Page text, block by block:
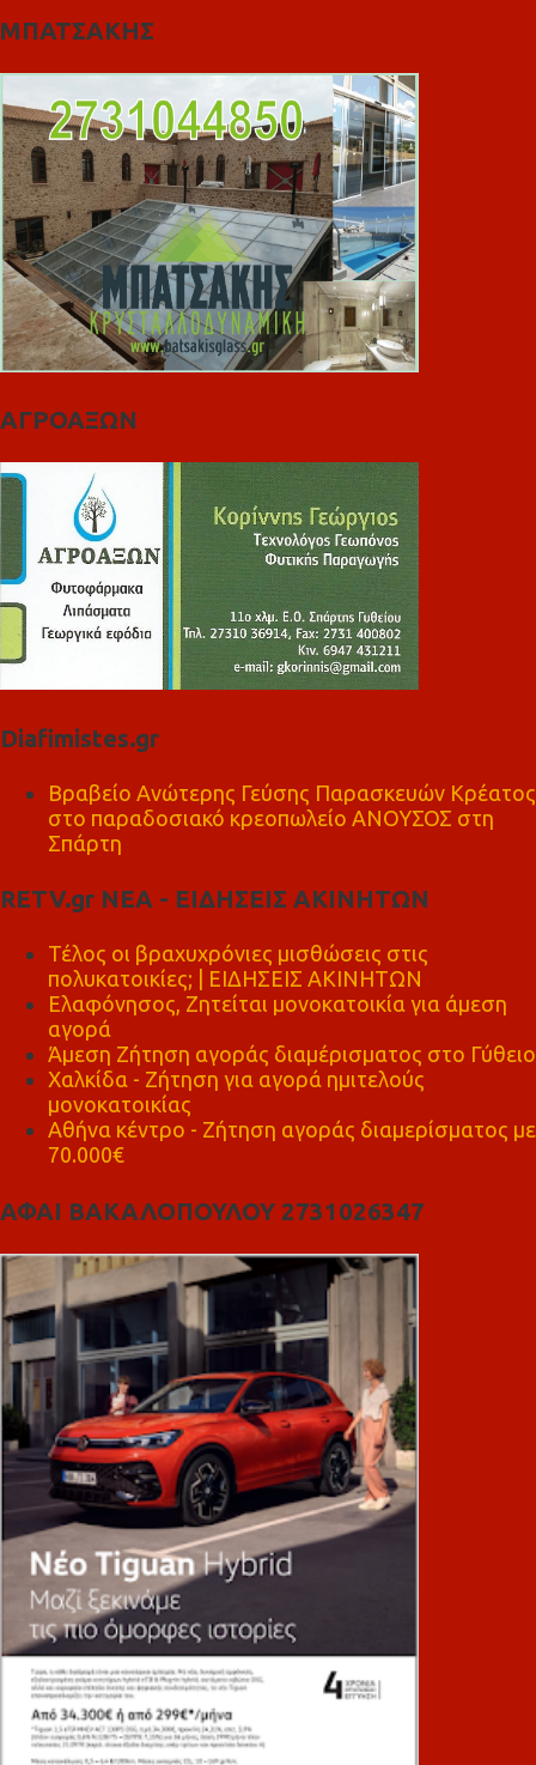
ΜΠΑΤΣΑΚΗΣ
ΑΓΡΟΑΞΩΝ
Diafimistes.gr
Βραβείο Ανώτερης Γεύσης Παρασκευών Κρέατος
στο παραδοσιακό κρεοπωλείο ΑΝΟΥΣΟΣ στη
Σπάρτη
RETV.gr ΝΕΑ - ΕΙΔΗΣΕΙΣ ΑΚΙΝΗΤΩΝ
Τέλος οι βραχυχρόνιες μισθώσεις στις
πολυκατοικίες; | ΕΙΔΗΣΕΙΣ ΑΚΙΝΗΤΩΝ
Ελαφόνησος, Ζητείται μονοκατοικία για άμεση
αγορά
Άμεση Ζήτηση αγοράς διαμέρισματος στο Γύθειο
Χαλκίδα - Ζήτηση για αγορά ημιτελούς
μονοκατοικίας
Αθήνα κέντρο - Ζήτηση αγοράς διαμερίσματος με
70.000€
ΑΦΑΙ ΒΑΚΑΛΟΠΟΥΛΟΥ 2731026347